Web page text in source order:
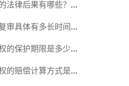
区别？
提条件是什么？
法律后果有哪些？专
哪些？
审具体有多长时间？
申请可能被驳回？
的保护期限是多少
人是否有专利申请
的赔偿计算方式是什